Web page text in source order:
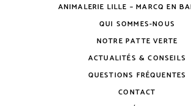
ANIMALERIE LILLE – MARCQ EN
QUI SOMMES-NOUS
NOTRE PATTE VERTE
ACTUALITÉS & CONSEILS
QUESTIONS FRÉQUENTES
CONTACT